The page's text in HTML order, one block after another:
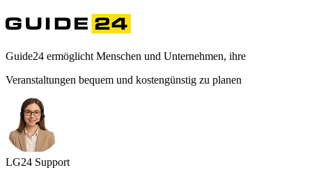
Guide24 ermöglicht Menschen und Unternehmen, ihre
Veranstaltungen bequem und kostengünstig zu planen
LG24 Support